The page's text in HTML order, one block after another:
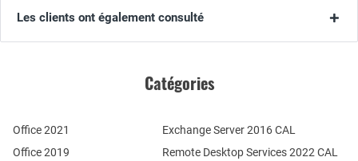
Les clients ont également consulté
Catégories
Office 2021
Office 2019
Remote Desktop Services 2022 CAL
Exchange Server 2016 CAL